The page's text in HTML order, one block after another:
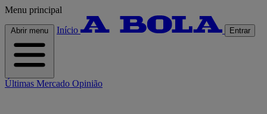
Menu principal
Abrir menu Início Entrar
Últimas Mercado Opinião